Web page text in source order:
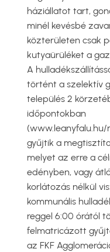
háziállatot tart,
minél kevésbé
közterületen csak
kutyaürüléket a
A
történt a szelektív
település 2
időpontokban
gyűjtik a
melyet az erre a
edényben, vagy
korlátozás nélkül
kommunális
reggel 6:00 órától
felmatricázott
az FKF